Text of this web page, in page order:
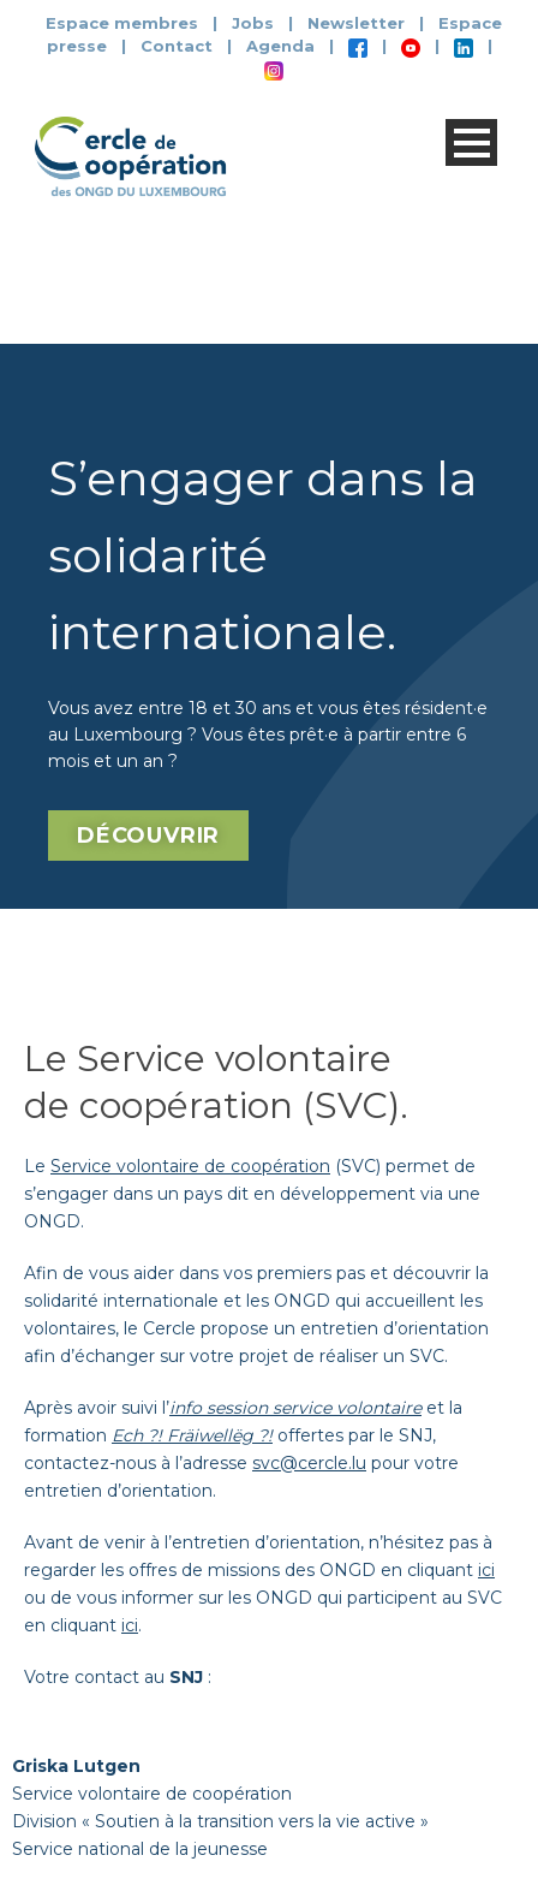
Espace membres | Jobs | Newsletter |
Espace
presse
| Contact | Agenda | | | |
S’engager dans la
solidarité
internationale.
Vous avez entre 18 et 30 ans et vous êtes résident·e
au Luxembourg ? Vous êtes prêt·e à partir entre 6
mois et un an ?
DÉCOUVRIR
Le Service volontaire
de coopération (SVC).
Le Service volontaire de coopération (SVC) permet de
s’engager dans un pays dit en développement via une
ONGD.
Afin de vous aider dans vos premiers pas et découvrir la
solidarité internationale et les ONGD qui accueillent les
volontaires, le Cercle propose un entretien d’orientation
afin d’échanger sur votre projet de réaliser un SVC.
Après avoir suivi l’info session service volontaireet la
formation Ech ?! Fräiwellëg ?!offertes par le SNJ,
contactez-nous à l’adresse svc@cercle.lu pour votre
entretien d’orientation.
Avant de venir à l’entretien d’orientation, n’hésitez pas à
regarder les offres de missions des ONGD en cliquant ici
ou de vous informer sur les ONGD qui participent au SVC
en cliquant ici.
Votre contact au SNJ :
Griska Lutgen
Service volontaire de coopération
Division « Soutien à la transition vers la vie active »
Service national de la jeunesse